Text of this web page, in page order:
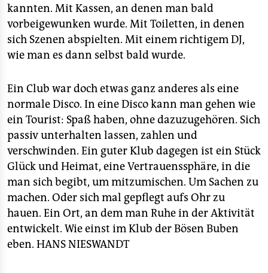
kannten. Mit Kassen, an denen man bald
vorbeigewunken wurde. Mit Toiletten, in denen
sich Szenen abspielten. Mit einem richtigem DJ,
wie man es dann selbst bald wurde.
Ein Club war doch etwas ganz anderes als eine
normale Disco. In eine Disco kann man gehen wie
ein Tourist: Spaß haben, ohne dazuzugehören. Sich
passiv unterhalten lassen, zahlen und
verschwinden. Ein guter Klub dagegen ist ein Stück
Glück und Heimat, eine Vertrauenssphäre, in die
man sich begibt, um mitzumischen. Um Sachen zu
machen. Oder sich mal gepflegt aufs Ohr zu
hauen. Ein Ort, an dem man Ruhe in der Aktivität
entwickelt. Wie einst im Klub der Bösen Buben
eben. HANS NIESWANDT